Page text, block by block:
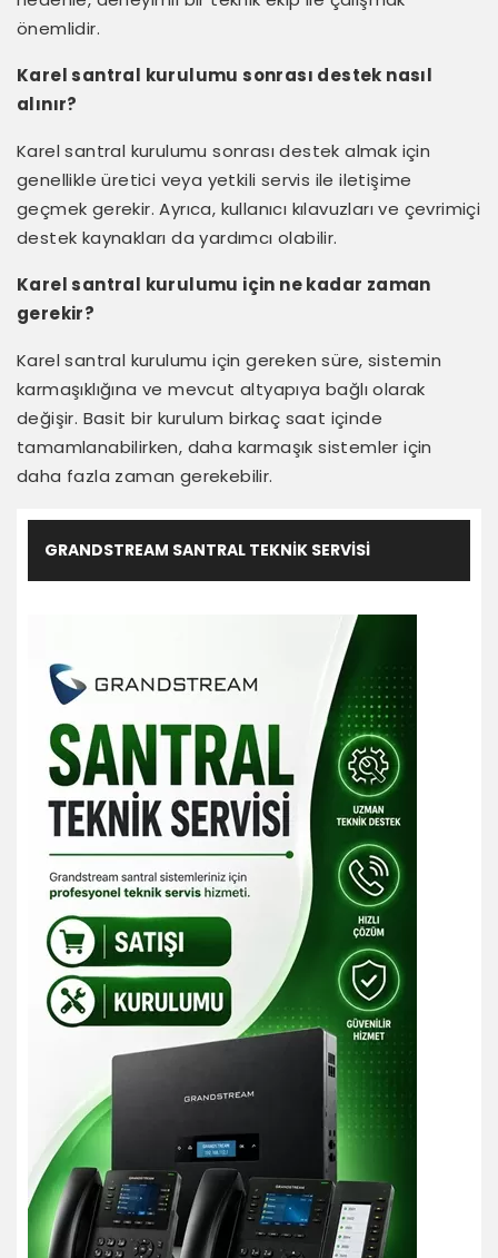
önemlidir.
Karel santral kurulumu sonrası destek nasıl
alınır?
Karel santral kurulumu sonrası destek almak için
genellikle üretici veya yetkili servis ile iletişime
geçmek gerekir. Ayrıca, kullanıcı kılavuzları ve çevrimiçi
destek kaynakları da yardımcı olabilir.
Karel santral kurulumu için ne kadar zaman
gerekir?
Karel santral kurulumu için gereken süre, sistemin
karmaşıklığına ve mevcut altyapıya bağlı olarak
değişir. Basit bir kurulum birkaç saat içinde
tamamlanabilirken, daha karmaşık sistemler için
daha fazla zaman gerekebilir.
GRANDSTREAM SANTRAL TEKNIK SERVISI